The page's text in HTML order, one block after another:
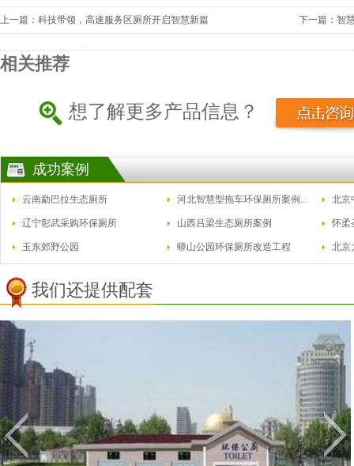
上一篇：科技带领，高速服务区厕所开启智慧新篇 下一篇：智
相关推荐
想了解更多产品信息？
成功案例
云南勐巴拉生态厕所 河北智慧型拖车环保厕所案例... 北京
辽宁彰武采购环保厕所 山西吕梁生态厕所案例 怀柔
玉东郊野公园 蟒山公园环保厕所改造工程 北京
我们还提供配套